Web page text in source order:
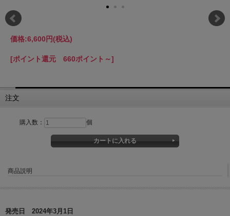
価格:6,600円(税込)
[ポイント還元 660ポイント～]
注文
購入数： 個
商品説明
発売日 2024年3月1日